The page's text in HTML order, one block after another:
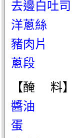
去邊白吐司
洋蔥絲
豬肉片
蔥段
【醃 料】
醬油
蛋